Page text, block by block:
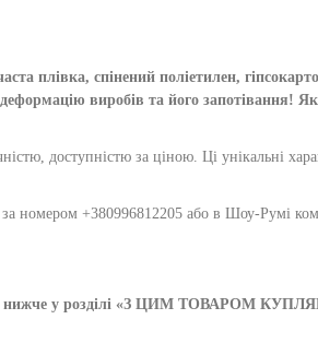
плівка, спінений поліетилен,
виробів та його запотівання!
доступністю за ціною. Ці унікальні
номером +380996812205 або в Шоу-Румі
нижче у розділі «З ЦИМ ТОВАРОМ